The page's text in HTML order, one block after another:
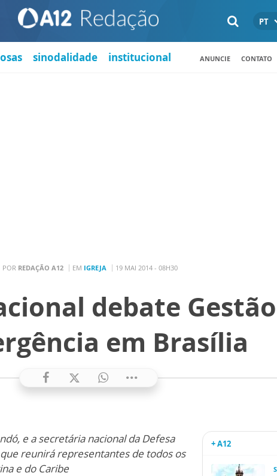
PT
sinodalidade institucional ANUNCIE CONTATO
POR REDAÇÃO A12 EM IGREJA 19 MAI 2014 - 08H30
debate
em Brasília
e a secretária nacional da Defesa
reunirá representantes de todos os
e do Caribe
+ A12